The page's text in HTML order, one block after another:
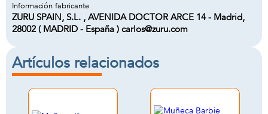
Información fabricante
ZURU SPAIN, S.L. , AVENIDA DOCTOR ARCE 14 - Madrid,
28002 ( MADRID - España ) carlos@zuru.com
Artículos relacionados